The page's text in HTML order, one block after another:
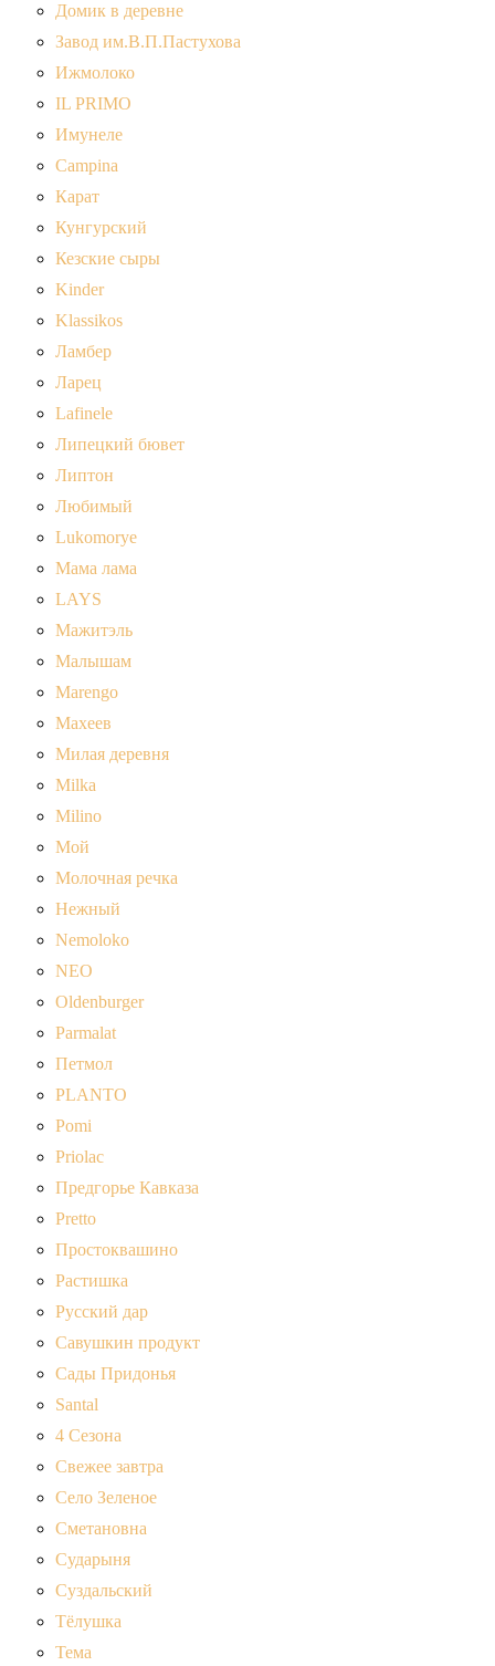
Домик в деревне
Завод им.В.П.Пастухова
Ижмолоко
IL PRIMO
Имунеле
Campina
Карат
Кунгурский
Кезские сыры
Kinder
Klassikos
Ламбер
Ларец
Lafinele
Липецкий бювет
Липтон
Любимый
Lukomorye
Мама лама
LAYS
Мажитэль
Малышам
Marengo
Махеев
Милая деревня
Milka
Milino
Мой
Молочная речка
Нежный
Nemoloko
NEO
Oldenburger
Parmalat
Петмол
PLANTO
Pomi
Priolac
Предгорье Кавказа
Pretto
Простоквашино
Растишка
Русский дар
Савушкин продукт
Сады Придонья
Santal
4 Сезона
Свежее завтра
Село Зеленое
Сметановна
Сударыня
Суздальский
Тёлушка
Тема